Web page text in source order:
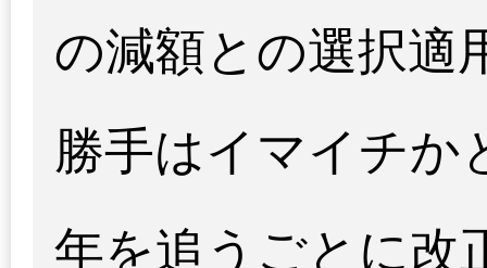
の減額との選択適
勝手はイマイチか
年を追うごとに改